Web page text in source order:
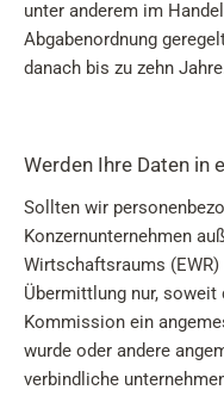
unter anderem im
Abgabenordnung
danach bis zu zehn
Werden Ihre Daten in
Sollten wir
Konzernunternehmen
Wirtschaftsraums
Übermittlung nur, soweit
Kommission ein
wurde oder andere
verbindliche